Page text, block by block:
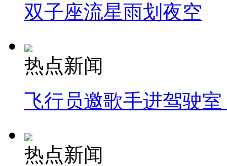
双子座流星雨划夜空
热点新闻
飞行员邀歌手进驾驶
热点新闻